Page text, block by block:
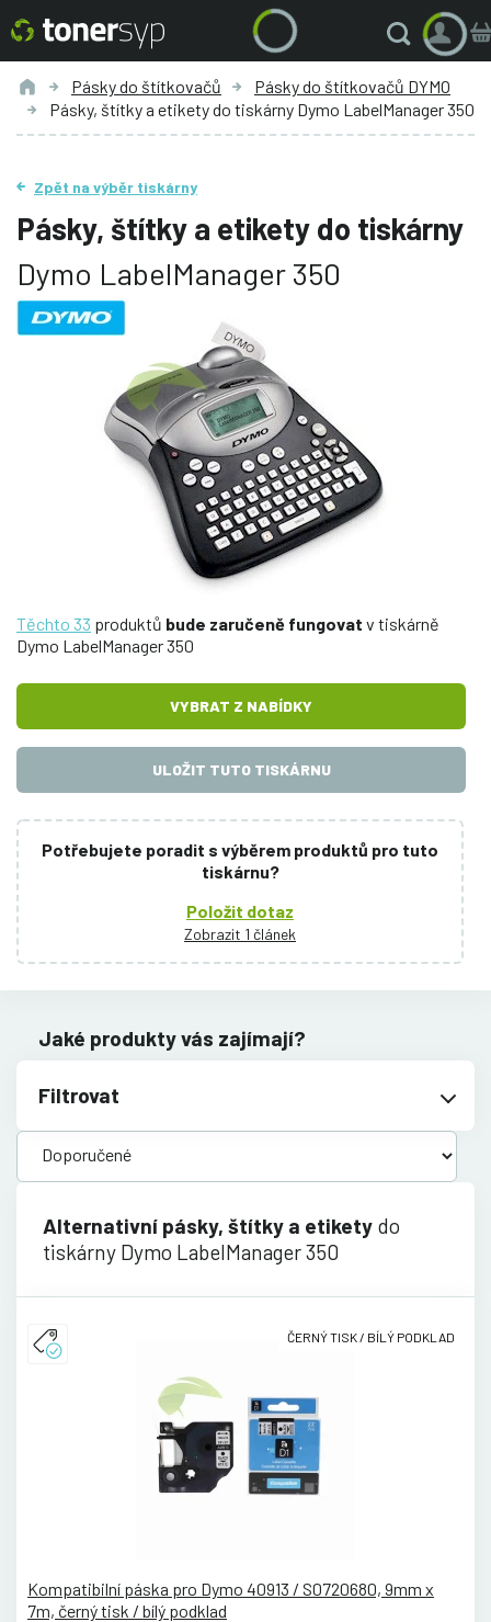
Pásky do štítkovačů
Pásky do štítkovačů DYMO
Pásky, štítky a etikety do tiskárny Dymo LabelManager 350
Zpět na výběr tiskárny
Pásky, štítky a etikety do tiskárny
Dymo LabelManager 350
Těchto 33 produktů bude zaručeně fungovat v tiskárně
Dymo LabelManager 350
VYBRAT Z NABÍDKY
ULOŽIT TUTO TISKÁRNU
Potřebujete poradit s výběrem produktů pro tuto
tiskárnu?
Položit dotaz
Zobrazit 1 článek
Jaké produkty vás zajímají?
Filtrovat
Alternativní pásky, štítky a etikety do
tiskárny Dymo LabelManager 350
ČERNÝ TISK / BÍLÝ PODKLAD
Kompatibilní páska pro Dymo 40913 / S0720680, 9mm x
7m, černý tisk / bílý podklad